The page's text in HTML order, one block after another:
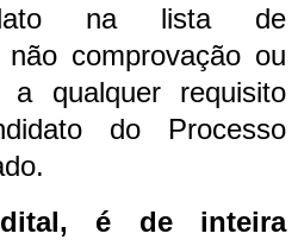
na lista de
comprovação ou
a qualquer requisito
do Processo
é de inteira